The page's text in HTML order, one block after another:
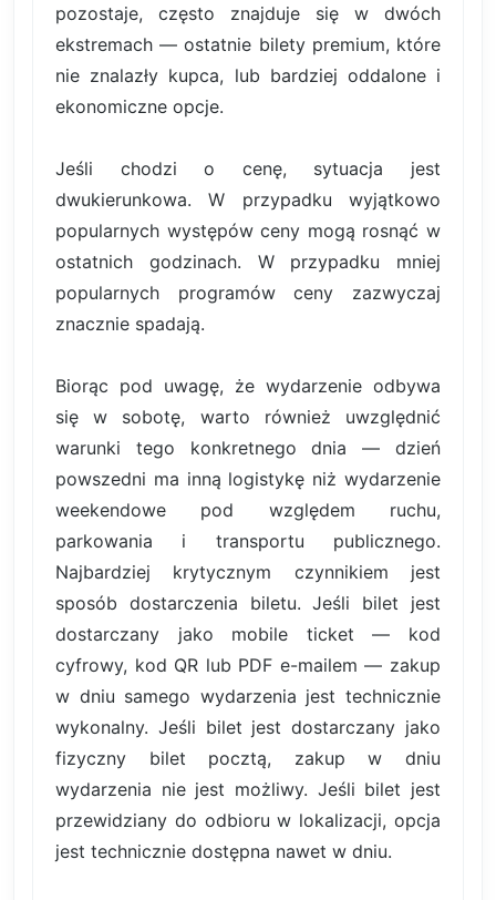
pozostaje, często znajduje się w dwóch
ekstremach — ostatnie bilety premium, które
nie znalazły kupca, lub bardziej oddalone i
ekonomiczne opcje.
Jeśli chodzi o cenę, sytuacja jest
dwukierunkowa. W przypadku wyjątkowo
popularnych występów ceny mogą rosnąć w
ostatnich godzinach. W przypadku mniej
popularnych programów ceny zazwyczaj
znacznie spadają.
Biorąc pod uwagę, że wydarzenie odbywa
się w sobotę, warto również uwzględnić
warunki tego konkretnego dnia — dzień
powszedni ma inną logistykę niż wydarzenie
weekendowe pod względem ruchu,
parkowania i transportu publicznego.
Najbardziej krytycznym czynnikiem jest
sposób dostarczenia biletu. Jeśli bilet jest
dostarczany jako mobile ticket — kod
cyfrowy, kod QR lub PDF e-mailem — zakup
w dniu samego wydarzenia jest technicznie
wykonalny. Jeśli bilet jest dostarczany jako
fizyczny bilet pocztą, zakup w dniu
wydarzenia nie jest możliwy. Jeśli bilet jest
przewidziany do odbioru w lokalizacji, opcja
jest technicznie dostępna nawet w dniu.